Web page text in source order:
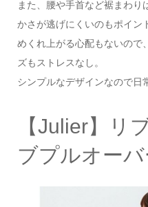
また、腰や手首など裾まわり
かさが逃げにくいのもポイン
めくれ上がる心配もないので
ズもストレスなし。
シンプルなデザインなので日
【Julier】リ
ブプルオーバ